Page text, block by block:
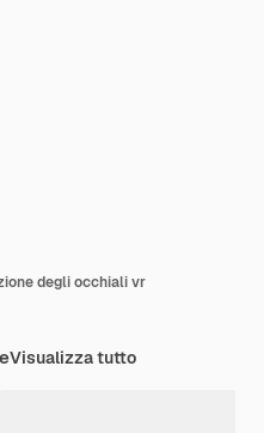
degli occhiali vr
Visualizza tutto